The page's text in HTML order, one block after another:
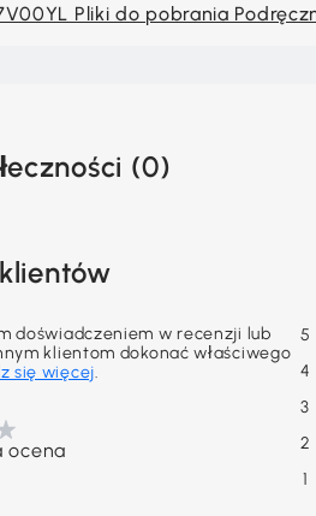
Pliki do pobrania
(0)
klientów
ocena
doświadczeniem w recenzji lub
klientom dokonać właściwego
się więcej.
1
2
3
4
5